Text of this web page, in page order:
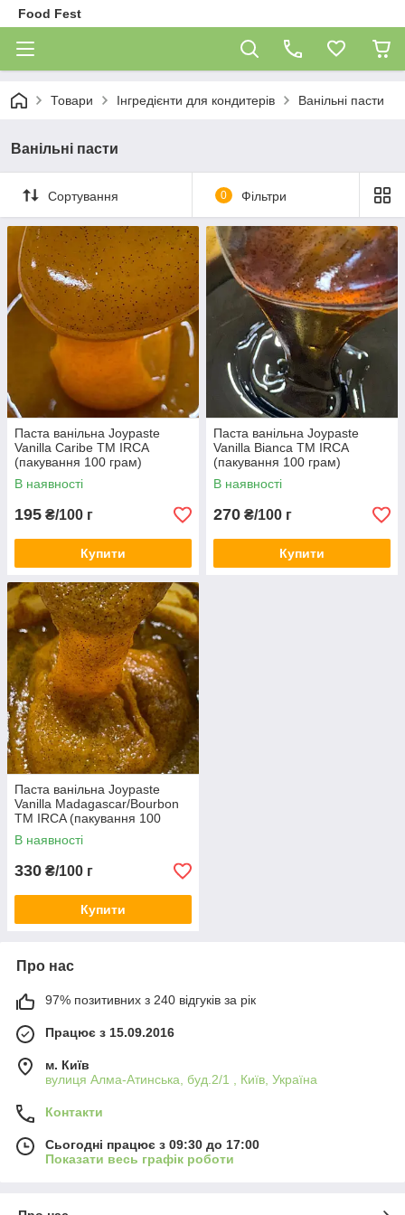
Food Fest
Товари Інгредієнти для кондитерів Ванільні пасти
Ванільні пасти
Сортування 0 Фільтри
Паста ванільна Joypaste
Vanilla Сaribe TM IRCA
(пакування 100 грам)
В наявності
195 ₴/100 г
Купити
Паста ванільна Joypaste
Vanilla Bianca TM IRCA
(пакування 100 грам)
В наявності
270 ₴/100 г
Купити
Паста ванільна Joypaste
Vanilla Madagascar/Bourbon
TM IRCA (пакування 100
грам)
В наявності
330 ₴/100 г
Купити
Про нас
97% позитивних з 240 відгуків за рік
Працює з 15.09.2016
м. Київ
вулиця Алма-Атинська, буд.2/1 , Київ, Україна
Контакти
Сьогодні працює з 09:30 до 17:00
Показати весь графік роботи